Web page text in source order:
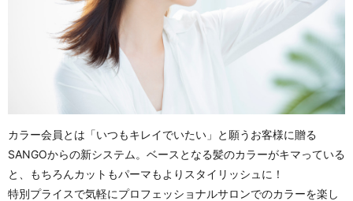
カラー会員とは「いつもキレイでいたい」と願うお客様に贈る
SANGOからの新システム。ベースとなる髪のカラーがキマっている
と、もちろんカットもパーマもよりスタイリッシュに！
特別プライスで気軽にプロフェッショナルサロンでのカラーを楽し